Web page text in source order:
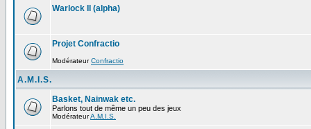
Warlock II (alpha)
Projet Confractio
ModérateurConfractio
A.M.I.S.
Basket, Nainwak etc.
Parlons tout de même un peu des jeux
ModérateurA.M.I.S.